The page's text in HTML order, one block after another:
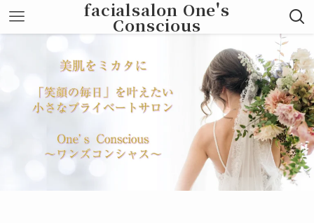
facialsalon One's
Conscious